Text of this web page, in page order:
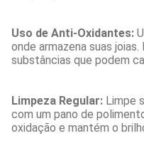
Uso de Anti-Oxidantes:
onde armazena suas
substâncias que podem
Limpeza Regular: Limpe
com um pano de
oxidação e mantém o